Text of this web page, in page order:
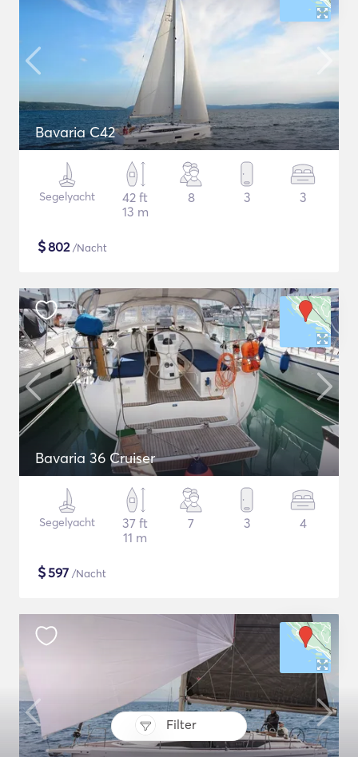
Filter
Bavaria C42
Segelyacht
42 ft
13 m
8 3 3
$802/Nacht
Bavaria 36 Cruiser
Segelyacht
37 ft
11 m
7 3 4
$597 /Nacht